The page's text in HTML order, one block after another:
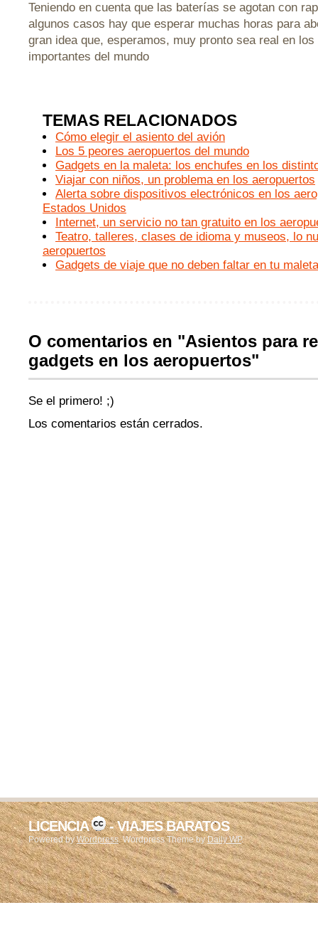
Teniendo en cuenta que las baterías se agotan con
algunos casos hay que esperar muchas horas para
gran idea que, esperamos, muy pronto sea real en
importantes del mundo
TEMAS RELACIONADOS
Cómo elegir el asiento del avión
Los 5 peores aeropuertos del mundo
Gadgets en la maleta: los enchufes en los
Viajar con niños, un problema en los aeropuertos
Alerta sobre dispositivos electrónicos en los
Estados Unidos
Internet, un servicio no tan gratuito en los
Teatro, talleres, clases de idioma y museos, lo
aeropuertos
Gadgets de viaje que no deben faltar en tu maleta
O comentarios en "Asientos para
gadgets en los aeropuertos"
Se el primero! ;)
Los comentarios están cerrados.
LICENCIA - VIAJES BARATOS
Powered byWordpress. Wordpress Theme byDaily WP.